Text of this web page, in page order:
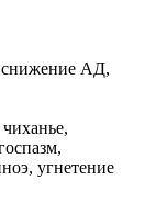
снижение АД,
угнетение